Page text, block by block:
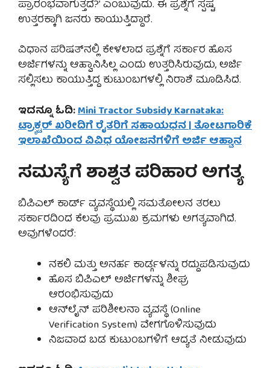
ಪ್ರಾರಂಭವಾಗುತ್ತದೆ?’ ಎಂಬುವುದು. ಈ ಪ್ರಶ್ನೆಗೆ ಸ್ಪಷ್ಟ
ಉತ್ತರಕ್ಕಾಗಿ ಜನರು ಕಾಯುತ್ತಿದ್ದಾರೆ.
ವಿಧಾನ ಪರಿಷತ್‌ನಲ್ಲಿ ಕೇಳಲಾದ ಪ್ರಶ್ನೆಗೆ ಸರ್ಕಾರ ಹೊಸ
ಅರ್ಜಿಗಳನ್ನು ಆಹ್ವಾನಿಸಿಲ್ಲ ಎಂದು ಉತ್ತರಿಸಿರುವುದು, ಅರ್ಜಿ
ಸಲ್ಲಿಸಲು ಕಾಯುತ್ತಿದ್ದ ಕುಟುಂಬಗಳಲ್ಲಿ ನಿರಾಶೆ ಮೂಡಿಸಿದೆ.
ಇದನ್ನೂ ಓದಿ:Mini Tractor Subsidy Karnataka:
ಟ್ರ‍್ಯಾಕ್ಟರ್ ಖರೀದಿಗೆ ರೈತರಿಗೆ ಸಹಾಯಧನ | ತೋಟಗಾರಿಕೆ
ಇಲಾಖೆಯಿಂದ ವಿವಿಧ ಯೋಜನೆಗಳಿಗೆ ಅರ್ಜಿ ಆಹ್ವಾನ
ಸಮಸ್ಯೆಗೆ ಶಾಶ್ವತ ಪರಿಹಾರ ಅಗತ್ಯ
ಬಿಪಿಎಲ್ ಕಾರ್ಡ್ ವ್ಯವಸ್ಥೆಯಲ್ಲಿ ಸಮತೋಲನ ತರಲು
ಸರ್ಕಾರದಿಂದ ಕೆಲವು ಪ್ರಮುಖ ಕ್ರಮಗಳು ಅಗತ್ಯವಾಗಿದೆ.
ಅವುಗಳೆಂದರೆ:
ನಕಲಿ ಮತ್ತು ಅನರ್ಹ ಕಾರ್ಡ್ಗಳನ್ನು ರದ್ದುಪಡಿಸುವುದು
ಹೊಸ ಬಿಪಿಎಲ್ ಅರ್ಜಿಗಳನ್ನು ಶೀಘ್ರ
ಆರಂಭಿಸುವುದು
ಆನ್‌ಲೈನ್ ಪರಿಶೀಲನಾ ವ್ಯವಸ್ಥೆ (Online
Verification System) ವೇಗಗೊಳಿಸುವುದು
ನಿಜವಾದ ಬಡ ಕುಟುಂಬಗಳಿಗೆ ಆದ್ಯತೆ ನೀಡುವುದು